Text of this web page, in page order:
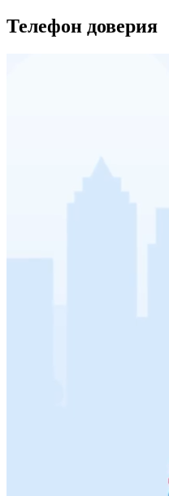
Телефон доверия